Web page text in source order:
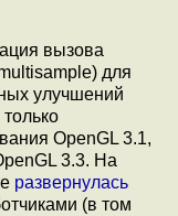
вызова
для
улучшений
OpenGL 3.1,
3.3. На
развернулась
(в том